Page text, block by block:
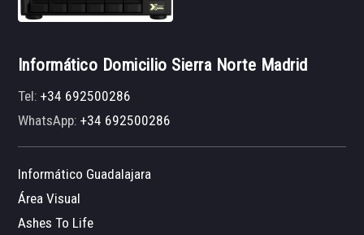
Informático Domicilio Sierra Norte Madrid
Tel:+34 692500286
WhatsApp:+34 692500286
Informático Guadalajara
Área Visual
Ashes To Life